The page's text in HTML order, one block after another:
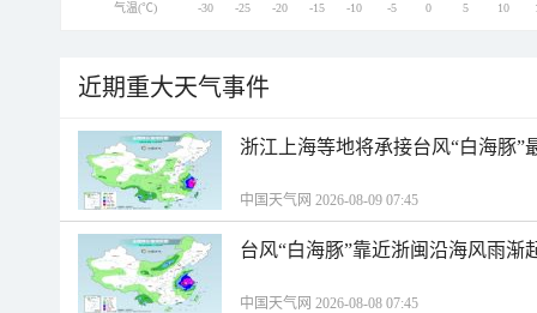
气温(℃) -30 -25 -20 -15 -10 -5 0 5 10
近期重大天气事件
浙江上海等地将承接台风“白海豚”
中国天气网 2026-08-09 07:45
台风“白海豚”靠近浙闽沿海风雨渐
中国天气网 2026-08-08 07:45